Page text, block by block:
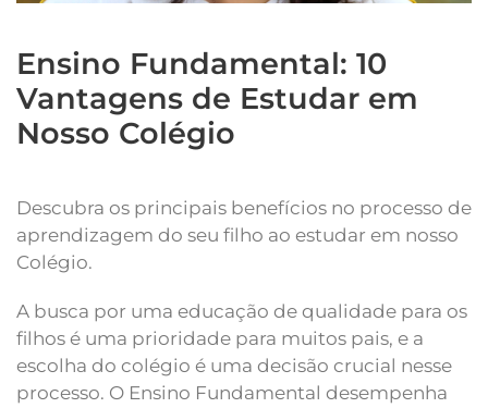
Ensino Fundamental: 10
Vantagens de Estudar em
Nosso Colégio
Descubra os principais benefícios no processo de
aprendizagem do seu filho ao estudar em nosso
Colégio.
A busca por uma educação de qualidade para os
filhos é uma prioridade para muitos pais, e a
escolha do colégio é uma decisão crucial nesse
processo. O Ensino Fundamental desempenha